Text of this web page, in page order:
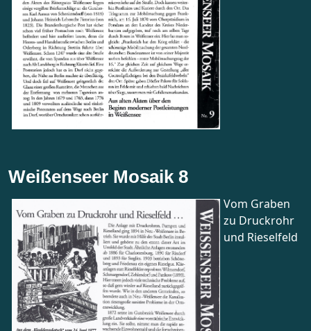
Weißenseer Mosaik 8
Vom Graben
zu Druckrohr
und Rieselfeld